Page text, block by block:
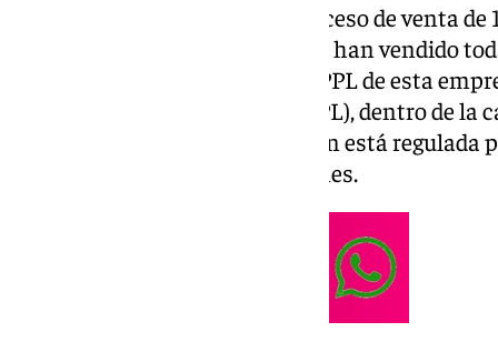
Bucéfalo Gestión publicó el proceso de venta
pasado jueves 13 de febrero, y ya han vendido
acceso al plano de una de las VPPL de esta
Pública de Precio Limitado (VPPL), dentro de la
construcción y comercialización está
cumplen una serie de condiciones.